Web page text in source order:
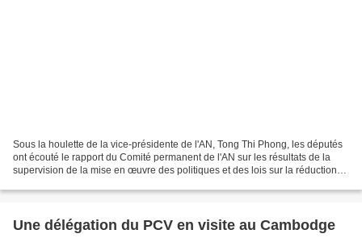
Sous la houlette de la vice-présidente de l'AN, Tong Thi Phong, les députés
ont écouté le rapport du Comité permanent de l'AN sur les résultats de la
supervision de la mise en œuvre des politiques et des lois sur la réduction
Une délégation du PCV en visite au Cambodge